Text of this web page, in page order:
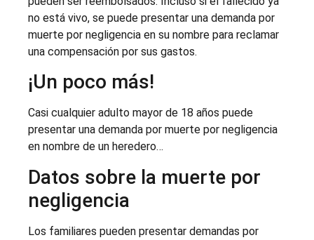
no está vivo, se puede presentar una demanda por
muerte por negligencia en su nombre para reclamar
una compensación por sus gastos.
¡Un poco más!
Casi cualquier adulto mayor de 18 años puede
presentar una demanda por muerte por negligencia
en nombre de un heredero…
Datos sobre la muerte por
negligencia
Los familiares pueden presentar demandas por